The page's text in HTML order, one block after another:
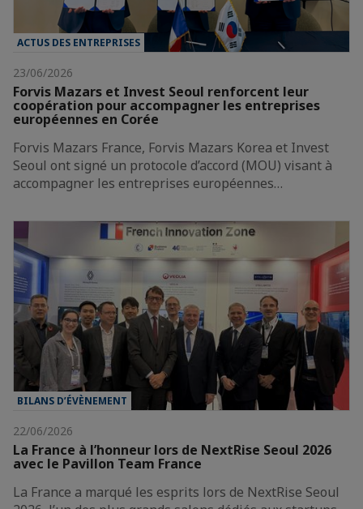
ACTUS DES ENTREPRISES
23/06/2026
Forvis Mazars et Invest Seoul renforcent leur
coopération pour accompagner les entreprises
européennes en Corée
Forvis Mazars France, Forvis Mazars Korea et Invest
Seoul ont signé un protocole d’accord (MOU) visant à
accompagner les entreprises européennes…
BILANS D’ÉVÈNEMENT
22/06/2026
La France à l’honneur lors de NextRise Seoul 2026
avec le Pavillon Team France
La France a marqué les esprits lors de NextRise Seoul